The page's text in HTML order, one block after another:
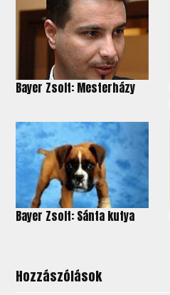
Bayer Zsolt: Mesterházy
Bayer Zsolt: Sánta kutya
Hozzászólások